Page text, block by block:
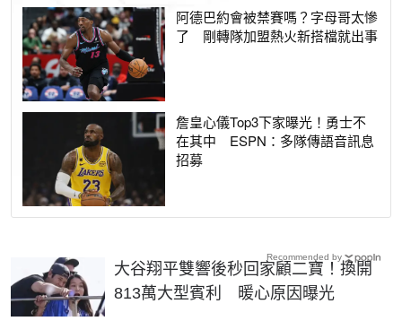
阿德巴約會被禁賽嗎？字母哥太慘
了 剛轉隊加盟熱火新搭檔就出事
詹皇心儀Top3下家曝光！勇士不
在其中 ESPN：多隊傳語音訊息
招募
大谷翔平雙響後秒回家顧二寶！換開
813萬大型賓利 暖心原因曝光
Recommended by